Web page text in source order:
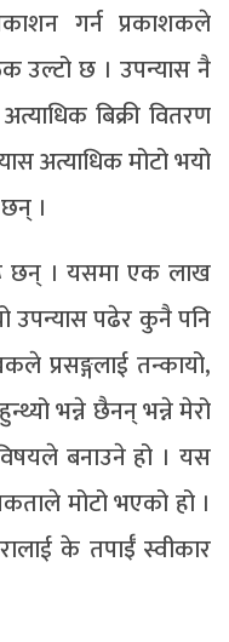
गर्न प्रकाशकले
उल्टो छ । उपन्यास नै
बिक्री वितरण
अत्याधिक मोटो भयो
।
छन् । यसमा एक लाख
उपन्यास पढेर कुनै पनि
प्रसङ्गलाई तन्कायो,
भन्ने छैनन् भन्ने मेरो
बनाउने हो । यस
मोटो भएको हो ।
के तपाईँ स्वीकार